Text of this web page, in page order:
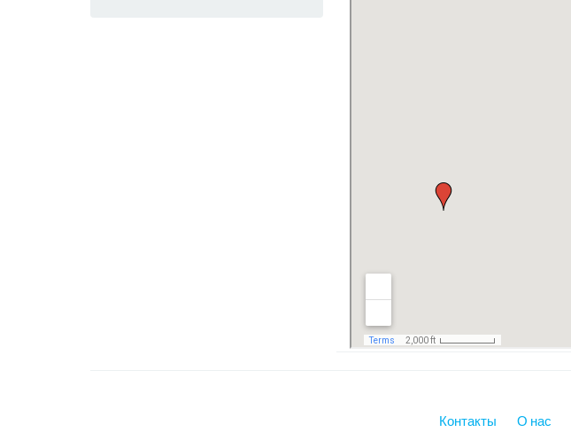
Контакты О нас